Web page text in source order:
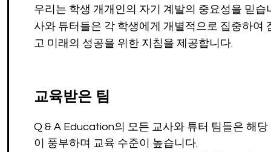
우리는 학생 개개인의 자기 계발의 중요성을 믿습
사와 튜터들은 각 학생에게 개별적으로 집중하여
고 미래의 성공을 위한 지침을 제공합니다.
교육받은 팀
Q & A Education의 모든 교사와 튜터 팀들은 해
이 풍부하며 교육 수준이 높습니다.